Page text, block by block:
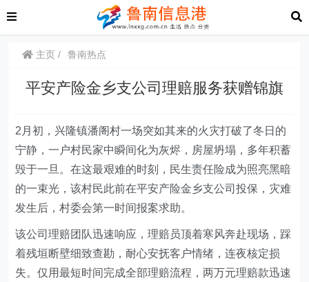
主页 鲁南热点
平安产险金乡支公司理赔服务获赠锦旗
2月初，兴隆镇潘阁村一场突如其来的火灾打破了冬日的
宁静，一户村民家中瞬间化为灰烬，房屋坍塌，多年积蓄
毁于一旦。在这最艰难的时刻，民生责任险成为照亮黑暗
的一束光 ，该村民此前在平安产险金乡支公司投保，灾难
发生后，村委会第一时间报案求助。
该公司理赔团队迅速响应，理赔员顶着寒风奔赴现场，踩
着残垣断壁细致查勘，耐心安抚客户情绪，连夜核定损
失。仅用最短时间完成全部理赔流程，两万元理赔款迅速